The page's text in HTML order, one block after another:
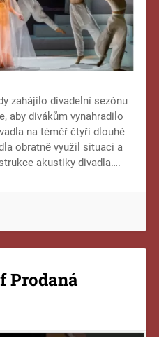
zahájilo divadelní sezónu
aby divákům vynahradilo
na téměř čtyři dlouhé
obratně využil situaci a
akustiky divadla….
Prodaná